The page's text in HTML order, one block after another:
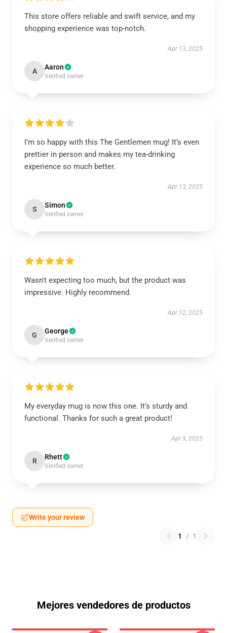
This store offers reliable and swift service, and my
shopping experience was top-notch.
Apr 13, 2025
A Aaron
Verified owner
I’m so happy with this The Gentlemen mug! It’s even
prettier in person and makes my tea-drinking
experience so much better.
Apr 13, 2025
S Simon
Verified owner
Wasn't expecting too much, but the product was
impressive. Highly recommend.
Apr 12, 2025
G George
Verified owner
My everyday mug is now this one. It’s sturdy and
functional. Thanks for such a great product!
Apr 9, 2025
R Rhett
Verified owner
Write your review
1 / 1
Mejores vendedores de productos